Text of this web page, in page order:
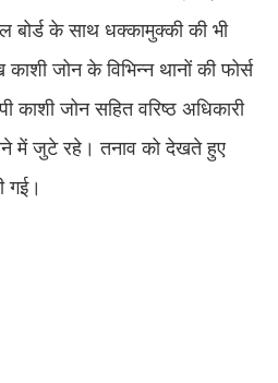
बोर्ड के साथ धक्कामुक्की की भी
जोन के विभिन्न थानों की फोर्स
काशी जोन सहित वरिष्ठ अधिकारी
में जुटे रहे। तनाव को देखते हुए
गई।